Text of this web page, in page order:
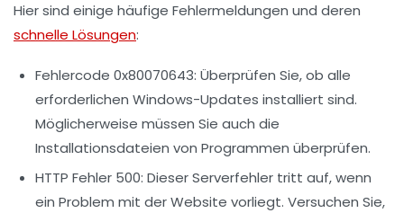
Hier sind einige häufige Fehlermeldungen und deren
schnelle Lösungen:
Fehlercode 0x80070643: Überprüfen Sie, ob alle
erforderlichen Windows-Updates installiert sind.
Möglicherweise müssen Sie auch die
Installationsdateien von Programmen überprüfen.
HTTP Fehler 500: Dieser Serverfehler tritt auf, wenn
ein Problem mit der Website vorliegt. Versuchen Sie,